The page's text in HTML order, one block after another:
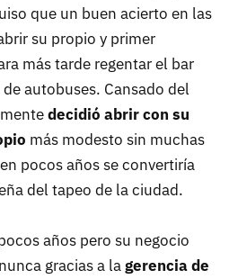
que un buen acierto en las
su propio y primer
más tarde regentar el bar
autobuses. Cansado del
decidió abrir con su
más modesto sin muchas
pocos años se convertiría
del tapeo de la ciudad.
años pero su negocio
gracias a lagerencia de